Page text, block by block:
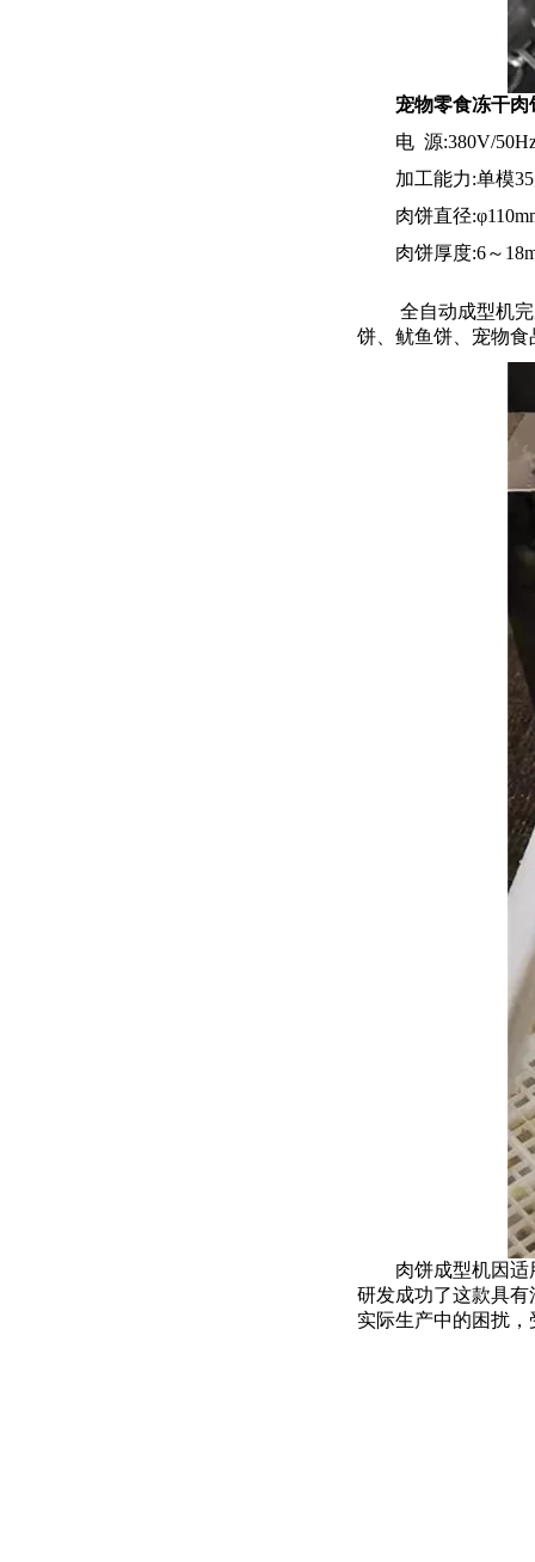
宠物零食冻干肉
电 源:380V/
加工能力:单模
肉饼直径:φ110
肉饼厚度:6～ 18
全自动成型机
饼、鱿鱼饼、 宠物食
肉饼成型机因
研发成功了这款具
实际生产中的困扰